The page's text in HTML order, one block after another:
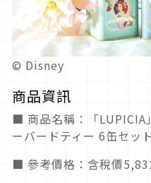
© Disney
商品資訊
■ 商品名稱：「LUPICIA
ーバードティー 6缶セット
■ 參考價格：含稅價